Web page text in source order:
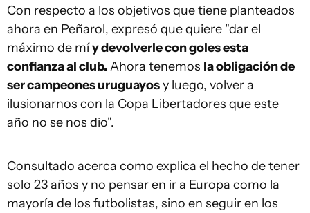
Con respecto a los objetivos que tiene planteados
ahora en Peñarol, expresó que quiere "dar el
máximo de míy devolverle con goles esta
confianza al club. Ahora tenemos la obligación de
ser campeones uruguayosy luego, volver a
ilusionarnos con la Copa Libertadores que este
año no se nos dio".
Consultado acerca como explica el hecho de tener
solo 23 años y no pensar en ir a Europa como la
mayoría de los futbolistas, sino en seguir en los